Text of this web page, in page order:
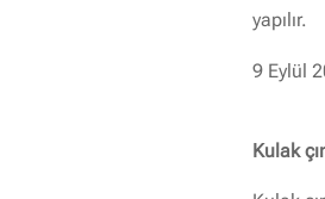
yapılır.
9 Eylül
Kulak